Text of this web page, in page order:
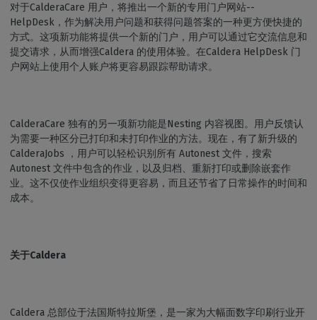
对于CalderaCare 用户，将推出一个新的专用门户网站--
HelpDesk，作为解决用户问题和获得问题答案的一种更方便快捷的
方式。这项新功能将提供一个新的门户，用户可以通过它交流信息和
提交请求，从而增强Caldera 的使用体验。在Caldera HelpDesk 门
户网站上使用个人账户将更容易跟踪帮助请求。
CalderaCare 独有的另一项新功能是Nesting 内容视图。用户反馈认
为需要一种区分已打印和未打印作业的方法。现在，有了新升级的
CalderaJobs ，用户可以轻松识别所有 Autonest 文件，搜索
Autonest 文件中包含的作业，以及归档、重新打印或删除嵌套作
业。这不仅使作业组织变得更容易，而且还节省了日常操作的时间和
成本。
关于Caldera
Caldera 总部位于法国斯特拉斯堡，是一家为大幅面数字印刷行业开